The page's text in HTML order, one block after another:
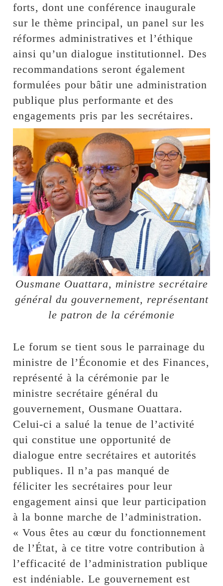
forts, dont une conférence inaugurale
sur le thème principal, un panel sur les
réformes administratives et l’éthique
ainsi qu’un dialogue institutionnel. Des
recommandations seront également
formulées pour bâtir une administration
publique plus performante et des
engagements pris par les secrétaires.
Ousmane Ouattara, ministre secrétaire
général du gouvernement, représentant
le patron de la cérémonie
Le forum se tient sous le parrainage du
ministre de l’Économie et des Finances,
représenté à la cérémonie par le
ministre secrétaire général du
gouvernement, Ousmane Ouattara.
Celui-ci a salué la tenue de l’activité
qui constitue une opportunité de
dialogue entre secrétaires et autorités
publiques. Il n’a pas manqué de
féliciter les secrétaires pour leur
engagement ainsi que leur participation
à la bonne marche de l’administration.
« Vous êtes au cœur du fonctionnement
de l’État, à ce titre votre contribution à
l’efficacité de l’administration publique
est indéniable. Le gouvernement est